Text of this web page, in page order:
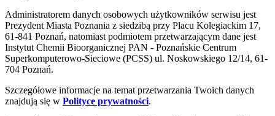
Administratorem danych osobowych użytkowników serwisu jest
Prezydent Miasta Poznania z siedzibą przy Placu Kolegiackim 17,
61-841 Poznań, natomiast podmiotem przetwarzającym dane jest
Instytut Chemii Bioorganicznej PAN - Poznańskie Centrum
Superkomputerowo-Sieciowe (PCSS) ul. Noskowskiego 12/14, 61-
704 Poznań.
Szczegółowe informacje na temat przetwarzania Twoich danych
znajdują się w Polityce prywatności.